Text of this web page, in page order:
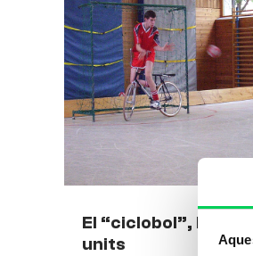
El “ciclobol”,
units